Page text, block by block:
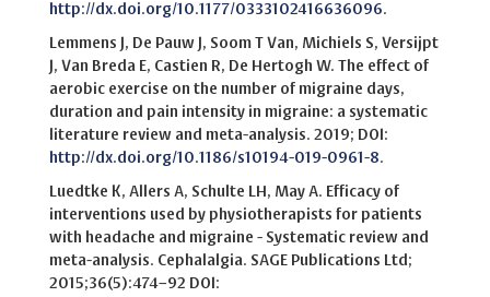
http://dx.doi.org/10.1177/0333102416636096.
Lemmens J, De Pauw J, Soom T Van, Michiels S, Versijpt
J, Van Breda E, Castien R, De Hertogh W. The effect of
aerobic exercise on the number of migraine days,
duration and pain intensity in migraine: a systematic
literature review and meta-analysis. 2019; DOI:
http://dx.doi.org/10.1186/s10194-019-0961-8.
Luedtke K, Allers A, Schulte LH, May A. Efficacy of
interventions used by physiotherapists for patients
with headache and migraine - Systematic review and
meta-analysis. Cephalalgia. SAGE Publications Ltd;
2015;36(5):474–92 DOI: